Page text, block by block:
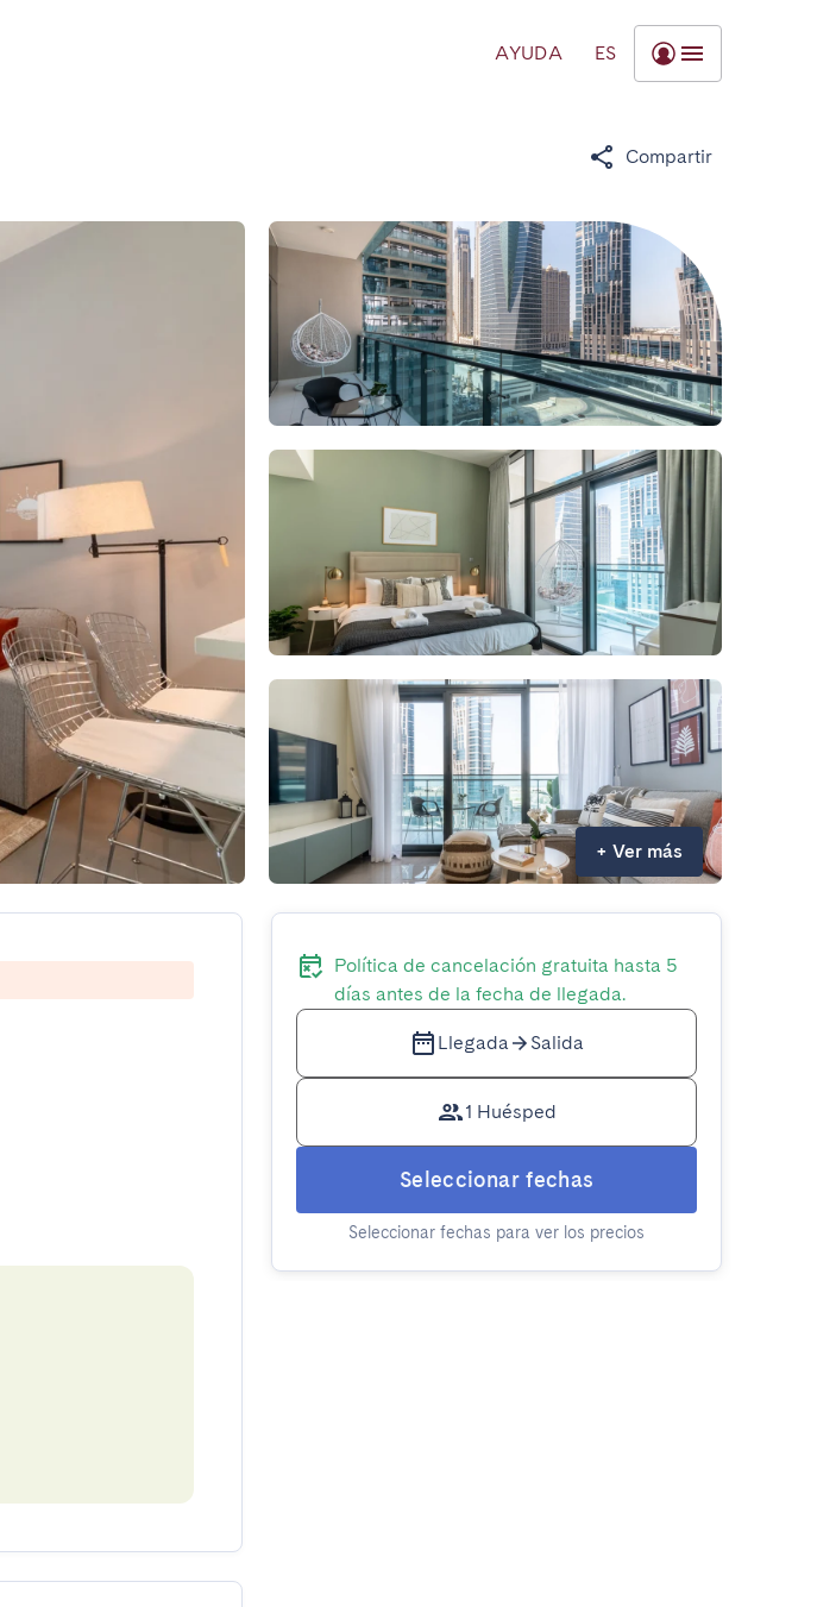
AYUDA ES
Compartir
+ Ver más
Política de cancelación gratuita hasta 5
días antes de la fecha de llegada.
Llegada Salida
1 Huésped
Seleccionar fechas
Seleccionar fechas para ver los precios